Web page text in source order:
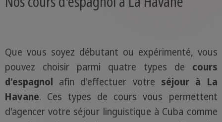
Que vous soyez débutant ou expérimenté, vous
pouvez choisir parmi quatre types de cours
d'espagnol afin d'effectuer votre séjour à La
Havane. Ces types de cours vous permettent
d'agencer votre séjour linguistique à Cuba comme